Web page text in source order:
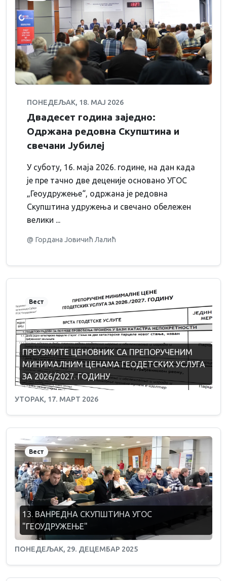
ПОНЕДЕЉАК, 18. МАЈ 2026
Двадесет година заједно:
Одржана редовна Скупштина и
свечани Jубилеј
У суботу, 16. маја 2026. године, на дан када
је пре тачно две деценије основано УГОС
„Геоудружење“, одржана је редовна
Скупштина удружења и свечано обележен
велики ...
@ Гордана Јовичић Лалић
Вест
ПРЕУЗМИТЕ ЦЕНОВНИК СА ПРЕПОРУЧЕНИМ
МИНИМАЛНИМ ЦЕНАМА ГЕОДЕТСКИХ УСЛУГА
ЗА 2026/2027. ГОДИНУ
УТОРАК, 17. МАРТ 2026
Вест
13. ВАНРЕДНА СКУПШТИНА УГОС
"ГЕОУДРУЖЕЊЕ"
ПОНЕДЕЉАК, 29. ДЕЦЕМБАР 2025